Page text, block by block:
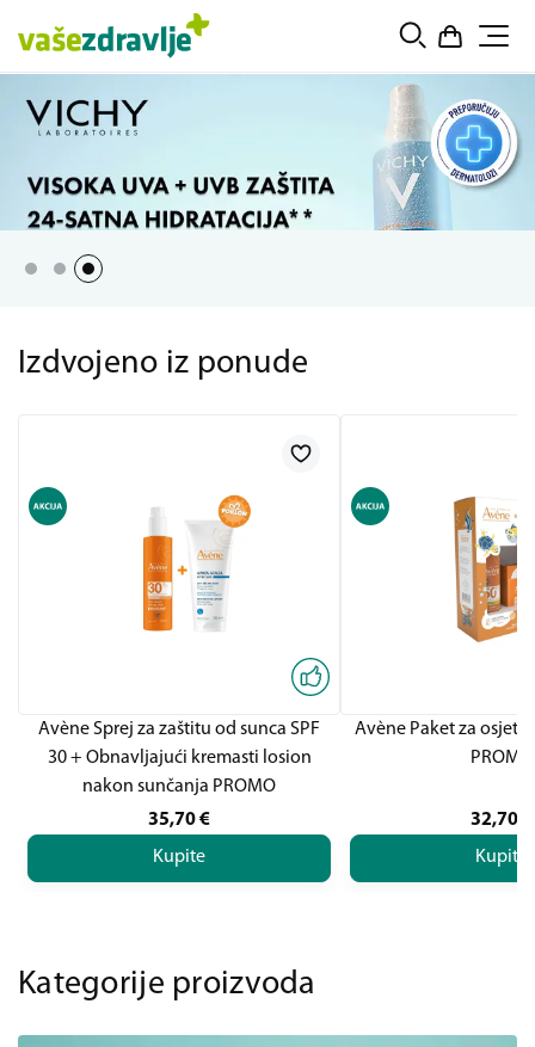
Izdvojeno iz ponude
Avène Sprej za zaštitu od sunca SPF
30 + Obnavljajući kremasti losion
nakon sunčanja PROMO
35,70€
Kupite
Avène Paket za
PROMO
32,70
Kupite
Kategorije proizvoda